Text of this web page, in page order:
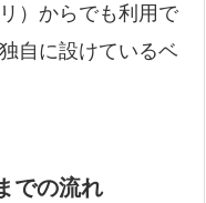
）からでも利用で
自に設けているベ
での流れ